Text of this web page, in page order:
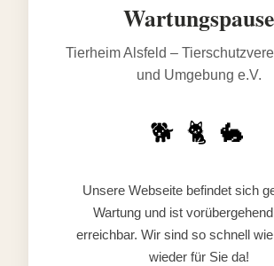
Wartungspause
Tierheim Alsfeld –
und Umgebung e.V.
🐕 🐈 🐇
Unsere Webseite befindet sich
Wartung und ist
erreichbar. Wir sind so schnell
wieder für Sie da!